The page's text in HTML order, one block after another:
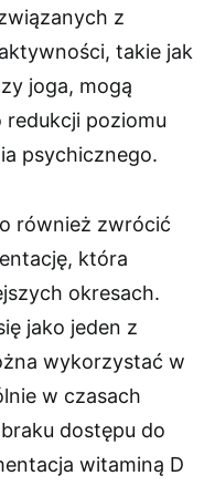
z
takie jak
joga, mogą
poziomu
psychicznego.
również zwrócić
która
okresach.
jako jeden z
wykorzystać w
w czasach
dostępu do
witaminą D